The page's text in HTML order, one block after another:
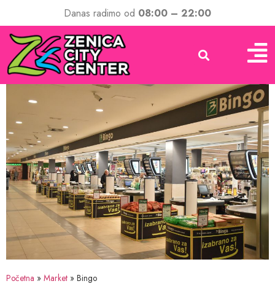
Danas radimo od 08:00 – 22:00
Početna » Market » Bingo